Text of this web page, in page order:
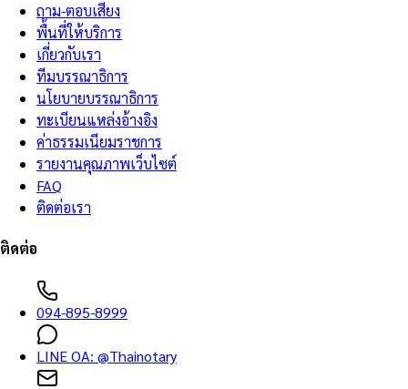
ถาม-ตอบเสียง
พื้นที่ให้บริการ
เกี่ยวกับเรา
ทีมบรรณาธิการ
นโยบายบรรณาธิการ
ทะเบียนแหล่งอ้างอิง
ค่าธรรมเนียมราชการ
รายงานคุณภาพเว็บไซต์
FAQ
ติดต่อเรา
ติดต่อ
094-895-8999
LINE OA: @Thainotary